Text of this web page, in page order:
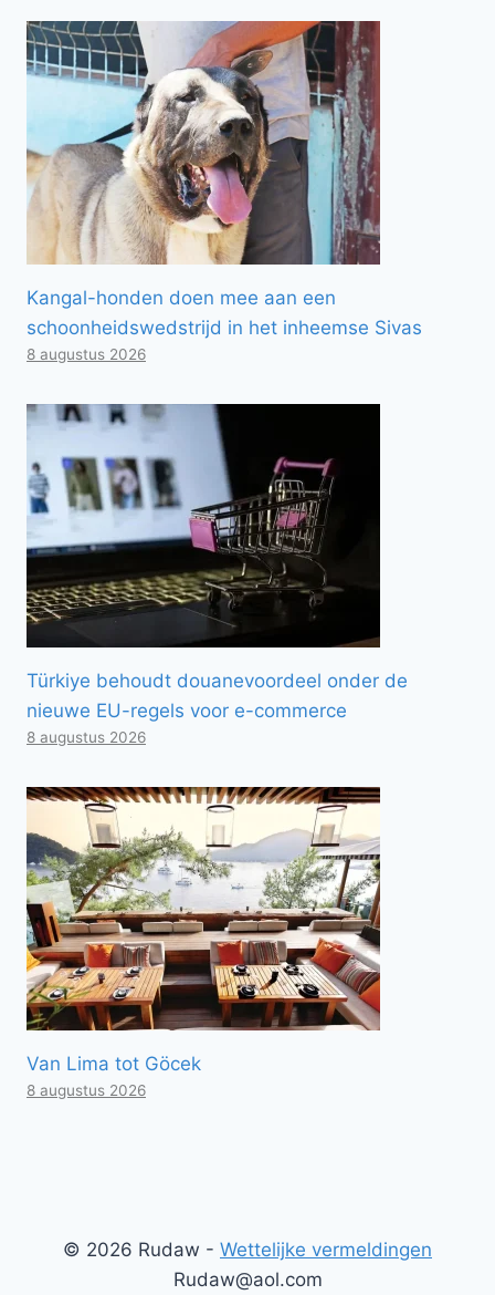
Kangal-honden doen mee aan een
schoonheidswedstrijd in het inheemse Sivas
8 augustus 2026
Türkiye behoudt douanevoordeel onder de
nieuwe EU-regels voor e-commerce
8 augustus 2026
Van Lima tot Göcek
8 augustus 2026
© 2026 Rudaw - Wettelijke vermeldingen
Rudaw@aol.com